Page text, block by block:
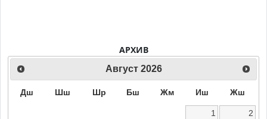
АРХИВ
Август 2026
Дш Шш Шр Бш Жм Иш Жш
1
2